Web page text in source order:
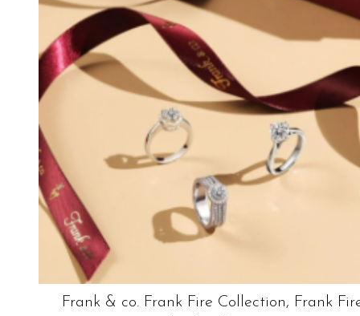
Frank & co. Frank Fire Collection, Frank